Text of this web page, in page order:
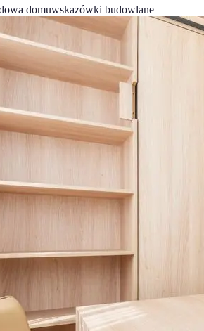
domuwskazówki budowlane